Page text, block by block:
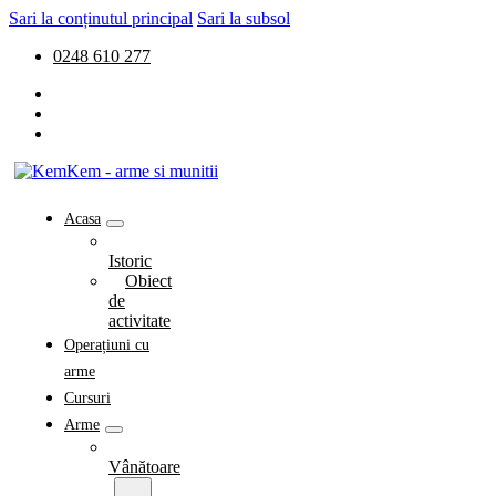
Sari la conținutul principal Sari la subsol
0248 610 277
Acasa
Istoric
Obiect
de
activitate
Operațiuni cu
arme
Cursuri
Arme
Vânătoare